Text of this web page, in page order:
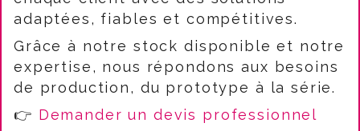
adaptées, fiables et compétitives.
Grâce à notre stock disponible et notre
expertise, nous répondons aux besoins
de production, du prototype à la série.
👉 Demander un devis professionnel